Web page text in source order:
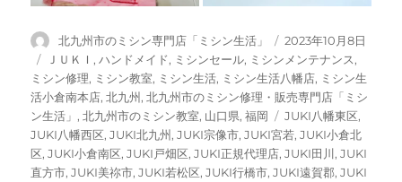
投
稿
者
北九州市のミシン専門店「ミシン生活」
投
稿
日:
2023年10月8日
カ
テ
ゴ
リ
ー
ＪＵＫＩ,ハンドメイド, ミシンセール, ミシンメンテナンス,
ミシン修理, ミシン教室, ミシン生活, ミシン生活八幡店, ミシン生
活小倉南本店,北九州,北九州市のミシン修理・販売専門店「ミシ
ン生活」,北九州市のミシン教室, 山口県,福岡
タ
グ
JUKI八幡東区,
JUKI八幡西区,JUKI北九州,JUKI宗像市,JUKI宮若,JUKI小倉北
区,JUKI小倉南区,JUKI戸畑区,JUKI正規代理店,JUKI田川,JUKI
直方市,JUKI美祢市,JUKI若松区,JUKI行橋市,JUKI遠賀郡,JUKI